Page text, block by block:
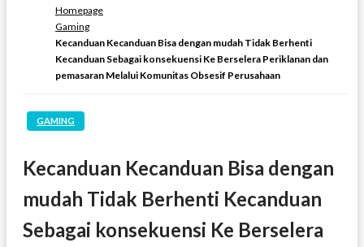
Homepage
Gaming
Kecanduan Kecanduan Bisa dengan mudah Tidak Berhenti
Kecanduan Sebagai konsekuensi Ke Berselera Periklanan dan
pemasaran Melalui Komunitas Obsesif Perusahaan
GAMING
Kecanduan Kecanduan Bisa dengan
mudah Tidak Berhenti Kecanduan
Sebagai konsekuensi Ke Berselera